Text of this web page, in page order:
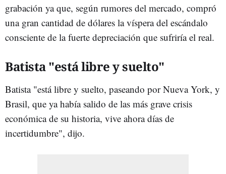
grabación ya que, según rumores del mercado, compró
una gran cantidad de dólares la víspera del escándalo
consciente de la fuerte depreciación que sufriría el real.
Batista "está libre y suelto"
Batista "está libre y suelto, paseando por Nueva York, y
Brasil, que ya había salido de las más grave crisis
económica de su historia, vive ahora días de
incertidumbre", dijo.